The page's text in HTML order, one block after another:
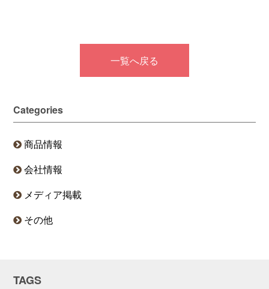
一覧へ戻る
Categories
商品情報
会社情報
メディア掲載
その他
TAGS